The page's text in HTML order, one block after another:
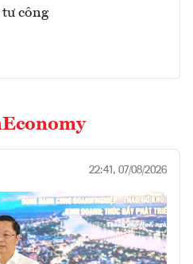
công
22:41, 07/08/2026